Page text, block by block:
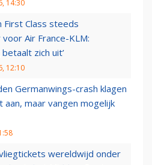
14:30
First Class steeds
Air France-KLM:
zich uit’
12:10
Germanwings-crash klagen
aan, maar vangen mogelijk
wereldwijd onder